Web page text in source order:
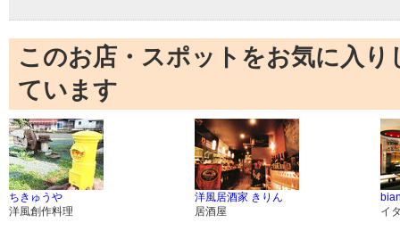
このお店・スポットをお気に入
ています
ちきゅうや
洋風創作料理
洋風居酒家 きりん
居酒屋
イ